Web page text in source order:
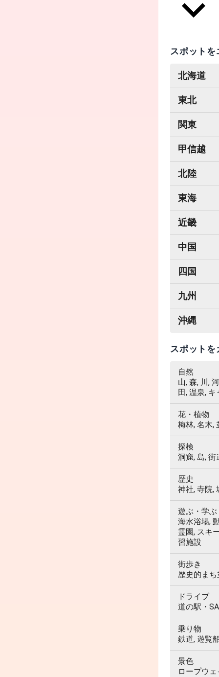
スポット
北海道
東北
関東
甲信越
北陸
東海
近畿
中国
四国
九州
沖縄
スポット
自然
山, 森, 川,
田, 温泉,
花・植物
梅林, 名木,
探検
洞窟, 島, 街
歴史
神社, 寺院,
遊ぶ・学ぶ
海水浴場,
霊園, スキ
習施設
街歩き
歴史的まち
ドライブ
道の駅・
乗り物
鉄道, 遊覧
景色
ロープウ